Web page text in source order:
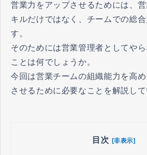
営業力をアップさせるためには、
キルだけではなく、チームでの総
す。
そのためには営業管理者としてや
ことは何でしょうか。
今回は営業チームの組織能力を高
させるために必要なことを解説して
目次 [非表示]